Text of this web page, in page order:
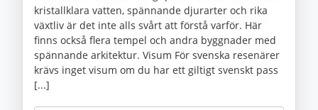
kristallklara vatten, spännande djurarter och rika
växtliv är det inte alls svårt att förstå varför. Här
finns också flera tempel och andra byggnader med
spännande arkitektur. Visum För svenska resenärer
krävs inget visum om du har ett giltigt svenskt pass
[...]